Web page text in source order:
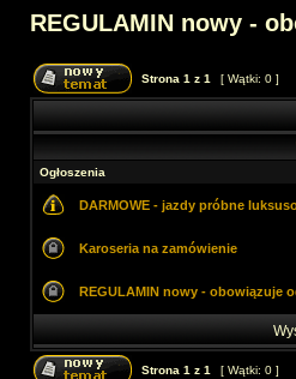
REGULAMIN nowy -
Strona 1 z 1 [ Wątki: 0 ]
Ogłoszenia
DARMOWE - jazdy próbne
Karoseria na zamówienie
REGULAMIN nowy - obowiązuje
Strona 1 z 1 [ Wątki: 0 ]